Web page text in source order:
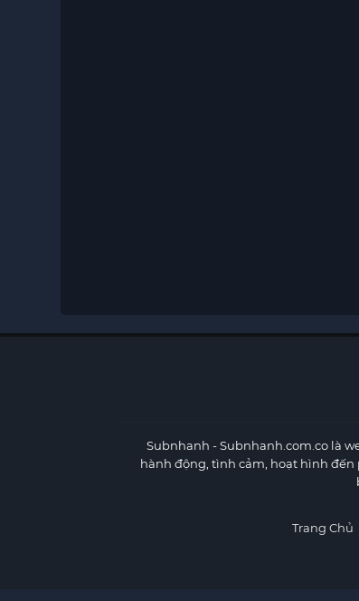
Subnhanh - Subnhanh.com.co là
hành động, tình cảm, hoạt hình đến
Trang Chủ